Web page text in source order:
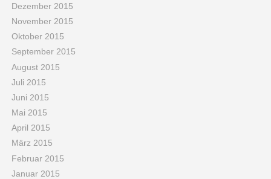
Dezember 2015
November 2015
Oktober 2015
September 2015
August 2015
Juli 2015
Juni 2015
Mai 2015
April 2015
März 2015
Februar 2015
Januar 2015